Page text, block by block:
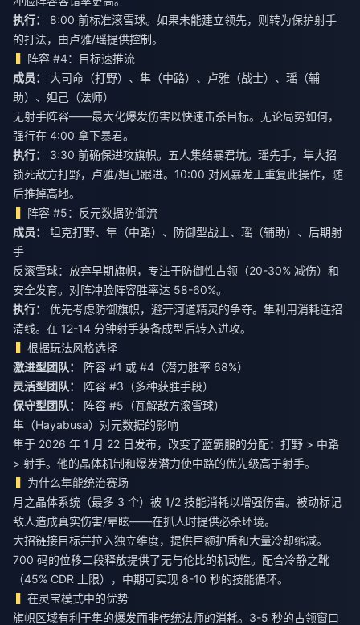
执行：
8:00 前标准滚雪球。如果未能建立领先，则转为保护射手
的打法，由卢雅/瑶提供控制。
阵容 #4：目标速推流
成员：
大司命（打野）、隼（中路）、卢雅（战士）、瑶（辅
助）、妲己（法师）
无射手阵容——最大化爆发伤害以快速击杀目标。无论局势如何，
强行在 4:00 拿下暴君。
执行：
3:30 前确保进攻旗帜。五人集结暴君坑。瑶先手，隼大招
锁死敌方打野，卢雅/妲己跟进。10:00 对风暴龙王重复此操作，随
后推掉高地。
阵容 #5：反元数据防御流
成员：
坦克打野、隼（中路）、防御型战士、瑶（辅助）、后期射
手
反滚雪球：放弃早期旗帜，专注于防御性占领（20-30% 减伤）和
安全发育。对阵冲脸阵容胜率达 58-60%。
执行：
优先考虑防御旗帜，避开河道精灵的争夺。隼利用消耗连招
清线。在 12-14 分钟射手装备成型后转入进攻。
根据玩法风格选择
激进型团队：
阵容 #1 或 #4（潜力胜率 68%）
灵活型团队：
阵容 #3（多种获胜手段）
保守型团队：
阵容 #5（瓦解敌方滚雪球）
隼（Hayabusa）对元数据的影响
隼于 2026 年 1 月 22 日发布，改变了蓝霸服的分配：打野 > 中路
> 射手。他的晶体机制和爆发潜力使中路的优先级高于射手。
为什么隼能统治赛场
月之晶体系统（最多 3 个）被 1/2 技能消耗以增强伤害。被动标记
敌人造成真实伤害/晕眩——在抓人时提供必杀环境。
大招链接目标并拉入独立维度，提供巨额护盾和大量冷却缩减。
700 码的位移二段释放提供了无与伦比的机动性。配合冷静之靴
（45% CDR 上限），中期可实现 8-10 秒的技能循环。
在灵宝模式中的优势
旗帜区域有利于隼的爆发而非传统法师的消耗。3-5 秒的占领窗口